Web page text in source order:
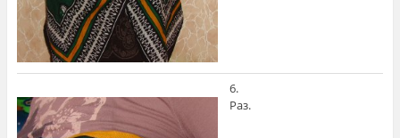
6.
Раз.